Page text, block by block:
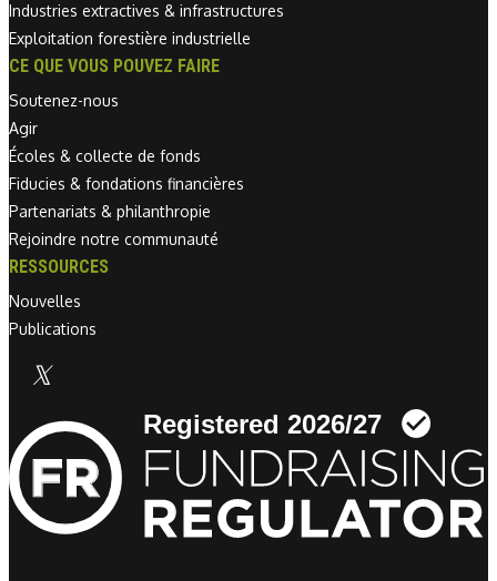
Industries extractives & infrastructures
Exploitation forestière industrielle
CE QUE VOUS POUVEZ FAIRE
Soutenez-nous
Agir
Écoles & collecte de fonds
Fiducies & fondations financières
Partenariats & philanthropie
Rejoindre notre communauté
RESSOURCES
Nouvelles
Publications